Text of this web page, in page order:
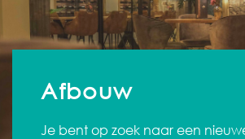
Afbouw
Je bent op zoek naar een